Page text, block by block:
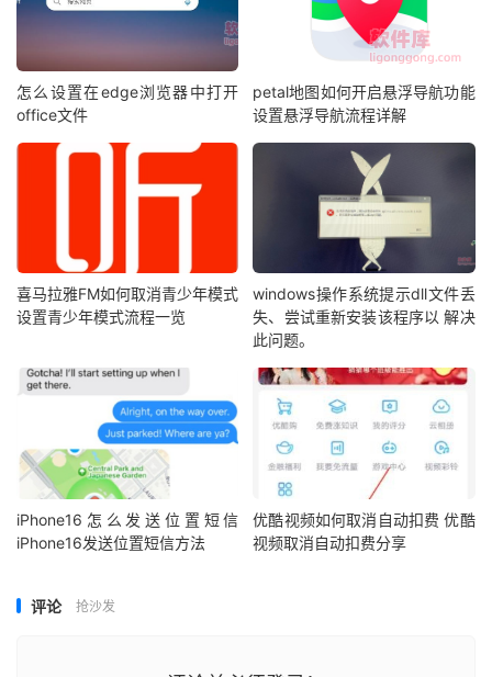
怎么设置在edge浏览器中打开
office文件
petal地图如何开启悬浮导航功能
设置悬浮导航流程详解
喜马拉雅FM如何取消青少年模式
设置青少年模式流程一览
windows操作系统提示dll文件丢
失、尝试重新安装该程序以 解决
此问题。
iPhone16怎么发送位置短信
iPhone16发送位置短信方法
优酷视频如何取消自动扣费 优酷
视频取消自动扣费分享
评论 抢沙发